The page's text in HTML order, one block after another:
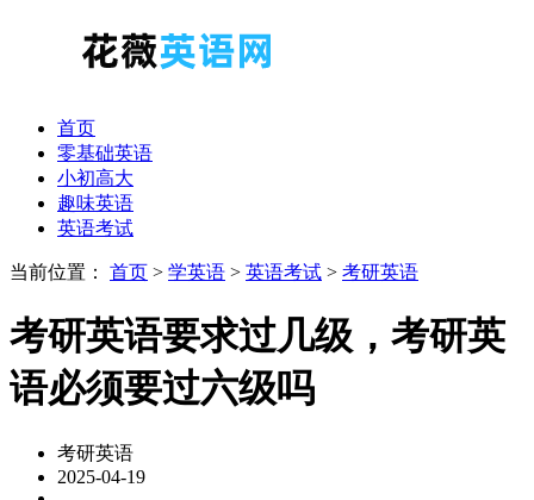
首页
零基础英语
小初高大
趣味英语
英语考试
当前位置： 首页 > 学英语 > 英语考试 > 考研英语
考研英语要求过几级，考研英
语必须要过六级吗
考研英语
2025-04-19